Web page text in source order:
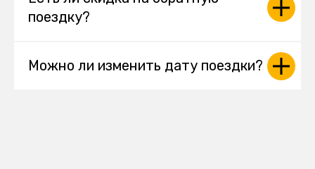
поездку?
Можно ли изменить дату поездки?